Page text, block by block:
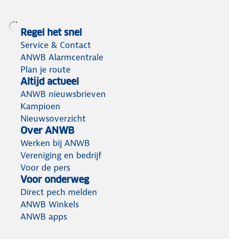
Regel het snel
Service & Contact
ANWB Alarmcentrale
Plan je route
Altijd actueel
ANWB nieuwsbrieven
Kampioen
Nieuwsoverzicht
Over ANWB
Werken bij ANWB
Vereniging en bedrijf
Voor de pers
Voor onderweg
Direct pech melden
ANWB Winkels
ANWB apps